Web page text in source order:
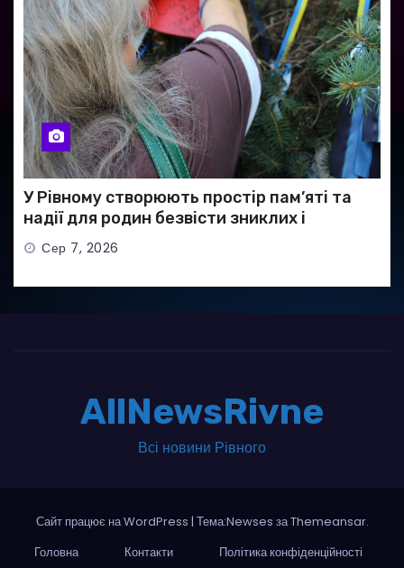
У Рівному створюють простір пам’яті та
надії для родин безвісти зниклих і
полонених військових
Сер 7, 2026
AllNewsRivne
Всі новини Рівного
Сайт працює на WordPress | Тема:Newses заThemeansar.
Головна
Контакти Політика конфіденційності